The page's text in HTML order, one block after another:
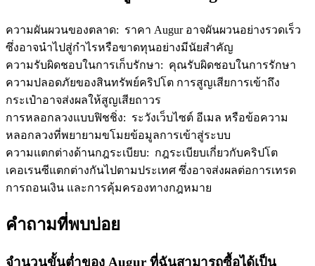
BTC Welcome Rewards
Deposit CASHCAT & Win
ความผันผวนของตลาด: ราคา Augur อาจผันผวนอย่างรวดเร็ว
ซึ่งอาจนำไปสู่กำไรหรือขาดทุนอย่างมีนัยสำคัญ
ความรับผิดชอบในการเก็บรักษา: คุณรับผิดชอบในการรักษา
ความปลอดภัยของสินทรัพย์คริปโต การสูญเสียการเข้าถึง
กระเป๋าอาจส่งผลให้สูญเสียถาวร
การหลอกลวงแบบฟิชชิ่ง: ระวังเว็บไซต์ อีเมล หรือข้อความ
หลอกลวงที่พยายามขโมยข้อมูลการเข้าสู่ระบบ
ความแตกต่างด้านกฎระเบียบ: กฎระเบียบเกี่ยวกับคริปโต
เคอเรนซีแตกต่างกันไปตามประเทศ ซึ่งอาจส่งผลต่อการเทรด
การถอนเงิน และการคุ้มครองทางกฎหมาย
คำถามที่พบบ่อย
จำนวนขั้นต่ำของ Augur ที่ฉันสามารถซื้อได้เป็น